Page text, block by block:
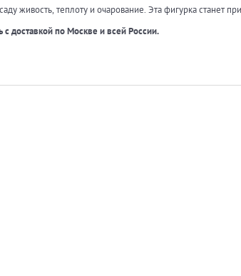
живость, теплоту и очарование. Эта фигурка станет
с доставкой по Москве и всей России.